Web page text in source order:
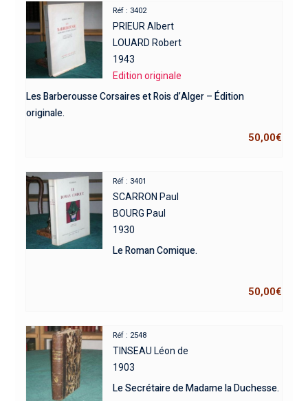
Réf : 3402
PRIEUR Albert
LOUARD Robert
1943
Edition originale
Les Barberousse Corsaires et Rois d’Alger – Édition
originale.
50,00€
Réf : 3401
SCARRON Paul
BOURG Paul
1930
Le Roman Comique.
50,00€
Réf : 2548
TINSEAU Léon de
1903
Le Secrétaire de Madame la Duchesse.